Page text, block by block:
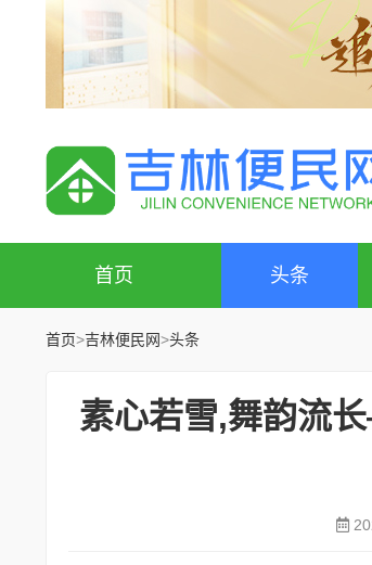
首页 头条
首页>吉林便民网>头条
素心若雪,舞韵流